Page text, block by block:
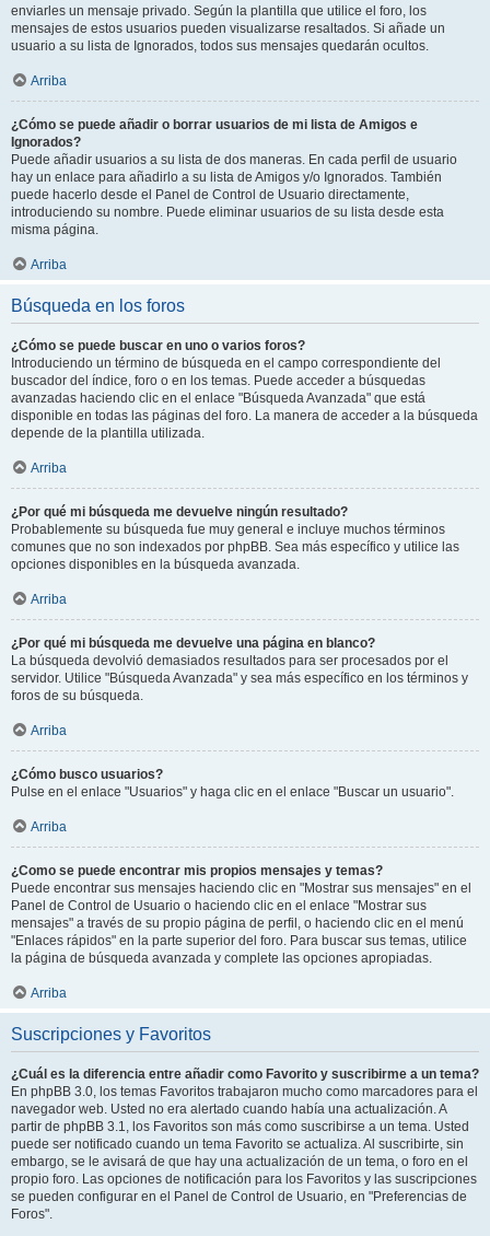
enviarles un mensaje privado. Según la plantilla que utilice el foro, los
mensajes de estos usuarios pueden visualizarse resaltados. Si añade un
usuario a su lista de Ignorados, todos sus mensajes quedarán ocultos.
Arriba
¿Cómo se puede añadir o borrar usuarios de mi lista de Amigos e
Ignorados?
Puede añadir usuarios a su lista de dos maneras. En cada perfil de usuario
hay un enlace para añadirlo a su lista de Amigos y/o Ignorados. También
puede hacerlo desde el Panel de Control de Usuario directamente,
introduciendo su nombre. Puede eliminar usuarios de su lista desde esta
misma página.
Arriba
Búsqueda en los foros
¿Cómo se puede buscar en uno o varios foros?
Introduciendo un término de búsqueda en el campo correspondiente del
buscador del índice, foro o en los temas. Puede acceder a búsquedas
avanzadas haciendo clic en el enlace "Búsqueda Avanzada" que está
disponible en todas las páginas del foro. La manera de acceder a la búsqueda
depende de la plantilla utilizada.
Arriba
¿Por qué mi búsqueda me devuelve ningún resultado?
Probablemente su búsqueda fue muy general e incluye muchos términos
comunes que no son indexados por phpBB. Sea más específico y utilice las
opciones disponibles en la búsqueda avanzada.
Arriba
¿Por qué mi búsqueda me devuelve una página en blanco?
La búsqueda devolvió demasiados resultados para ser procesados por el
servidor. Utilice "Búsqueda Avanzada" y sea más específico en los términos y
foros de su búsqueda.
Arriba
¿Cómo busco usuarios?
Pulse en el enlace "Usuarios" y haga clic en el enlace "Buscar un usuario".
Arriba
¿Como se puede encontrar mis propios mensajes y temas?
Puede encontrar sus mensajes haciendo clic en "Mostrar sus mensajes" en el
Panel de Control de Usuario o haciendo clic en el enlace "Mostrar sus
mensajes" a través de su propio página de perfil, o haciendo clic en el menú
"Enlaces rápidos" en la parte superior del foro. Para buscar sus temas, utilice
la página de búsqueda avanzada y complete las opciones apropiadas.
Arriba
Suscripciones y Favoritos
¿Cuál es la diferencia entre añadir como Favorito y suscribirme a un tema?
En phpBB 3.0, los temas Favoritos trabajaron mucho como marcadores para el
navegador web. Usted no era alertado cuando había una actualización. A
partir de phpBB 3.1, los Favoritos son más como suscribirse a un tema. Usted
puede ser notificado cuando un tema Favorito se actualiza. Al suscribirte, sin
embargo, se le avisará de que hay una actualización de un tema, o foro en el
propio foro. Las opciones de notificación para los Favoritos y las suscripciones
se pueden configurar en el Panel de Control de Usuario, en "Preferencias de
Foros".